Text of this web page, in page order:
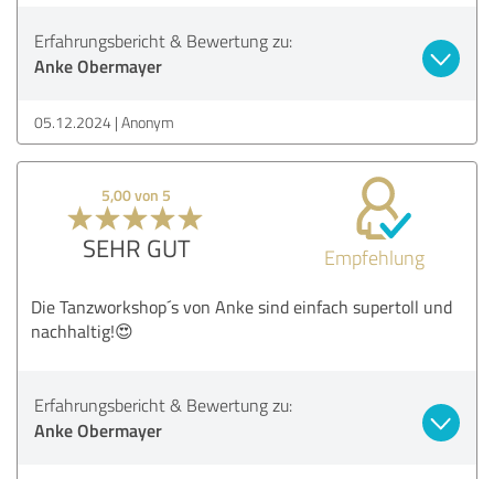
Erfahrungsbericht & Bewertung zu:
Anke Obermayer
05.12.2024 Anonym
5,00 von 5
SEHR GUT Empfehlung
Die Tanzworkshop´s von Anke sind einfach supertoll und
nachhaltig!😍
Erfahrungsbericht & Bewertung zu:
Anke Obermayer